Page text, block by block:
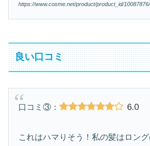
https://www.cosme.net/product/product_id/
良い口コミ
口コミ③： 6.0
これはハマりそう！私の髪はロン